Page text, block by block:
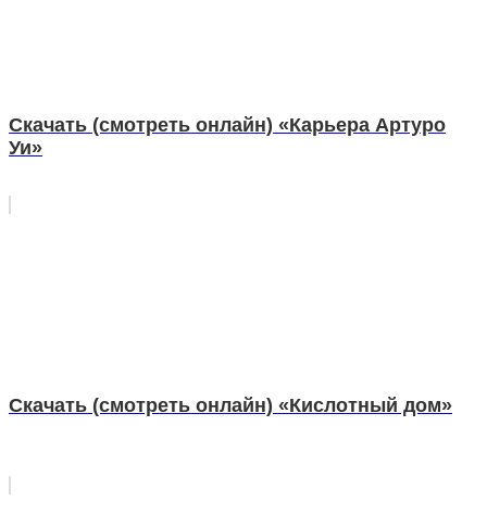
Скачать (смотреть онлайн) «Карьера Артуро
Уи»
Скачать (смотреть онлайн) «Кислотный дом»